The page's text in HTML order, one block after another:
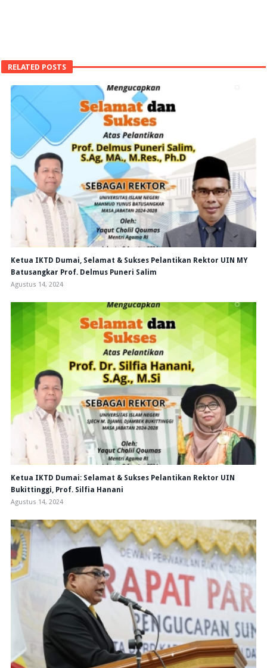
RELATED POSTS
Ketua IKTD Dumai, Selamat & Sukses Pelantikan Rektor UIN MY
Batusangkar Prof. Delmus Puneri Salim
Agustus 14, 2024
Ketua IKTD Dumai: Selamat & Sukses Pelantikan Rektor UIN
Bukittinggi, Prof. Silfia Hanani
Agustus 14, 2024